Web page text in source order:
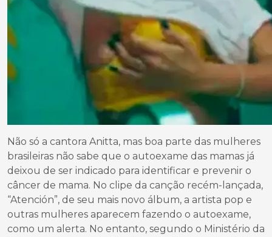
Não só a cantora Anitta, mas boa parte das mulheres
brasileiras não sabe que o autoexame das mamas já
deixou de ser indicado para identificar e prevenir o
câncer de mama. No clipe da canção recém-lançada,
“Atención”, de seu mais novo álbum, a artista pop e
outras mulheres aparecem fazendo o autoexame,
como um alerta. No entanto, segundo o Ministério da